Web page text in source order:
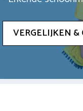
VERGELIJKEN